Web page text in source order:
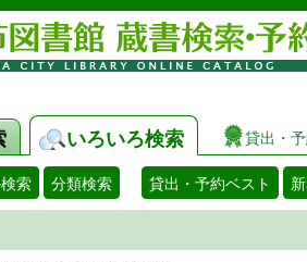
いろいろ検索 貸出・
索 分類検索 貸出・予約ベスト